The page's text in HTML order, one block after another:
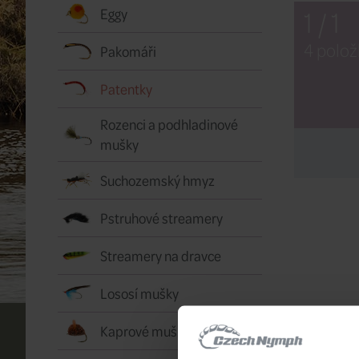
Eggy
Pakomáři
Patentky
Rozenci a podhladinové
mušky
Suchozemský hmyz
Pstruhové streamery
Streamery na dravce
Lososí mušky
Kaprové mušky